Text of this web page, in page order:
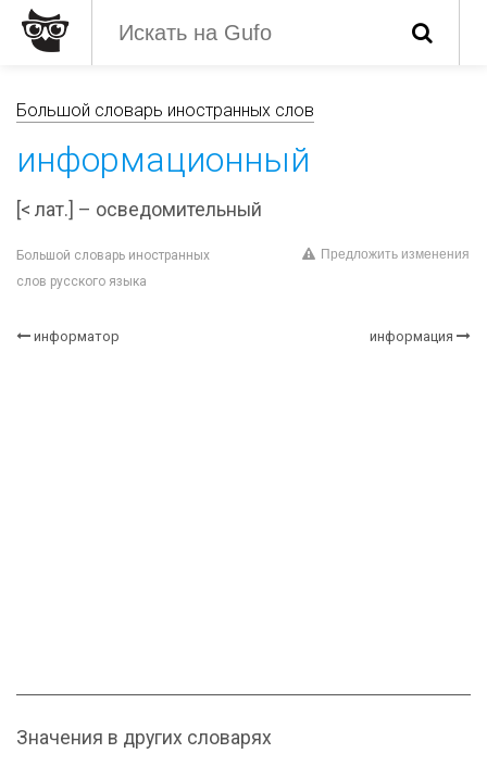
Большой словарь иностранных слов
информационный
[< лат.] – осведомительный
Большой словарь иностранных
слов русского языка
Предложить изменения
информатор информация
Значения в других словарях